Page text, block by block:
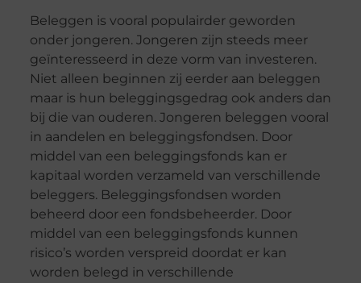
Beleggen is vooral populairder geworden
onder jongeren. Jongeren zijn steeds meer
geïnteresseerd in deze vorm van investeren.
Niet alleen beginnen zij eerder aan beleggen
maar is hun beleggingsgedrag ook anders dan
bij die van ouderen. Jongeren beleggen vooral
in aandelen en beleggingsfondsen. Door
middel van een beleggingsfonds kan er
kapitaal worden verzameld van verschillende
beleggers. Beleggingsfondsen worden
beheerd door een fondsbeheerder. Door
middel van een beleggingsfonds kunnen
risico’s worden verspreid doordat er kan
worden belegd in verschillende